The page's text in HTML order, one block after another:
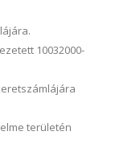
10032000-
területén